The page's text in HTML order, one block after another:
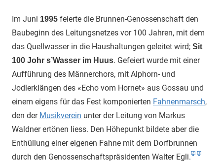
Im Juni 1995 feierte die Brunnen-Genossenschaft den
Baubeginn des Leitungsnetzes vor 100 Jahren, mit dem
das Quellwasser in die Haushaltungen geleitet wird; Sit
100 Johr s’Wasser im Huus. Gefeiert wurde mit einer
Aufführung des Männerchors, mit Alphorn- und
Jodlerklängen des «Echo vom Hornet» aus Gossau und
einem eigens für das Fest komponierten Fahnenmarsch,
den der Musikverein unter der Leitung von Markus
Waldner ertönen liess. Den Höhepunkt bildete aber die
Enthüllung einer eigenen Fahne mit dem Dorfbrunnen
durch den Genossenschaftspräsidenten Walter Egli. [2] [3]